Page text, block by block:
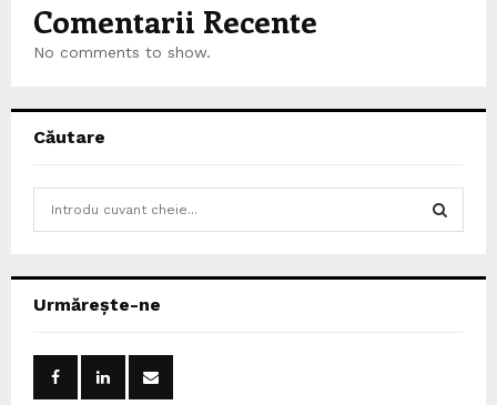
Comentarii Recente
No comments to show.
Căutare
h
Urmărește-ne